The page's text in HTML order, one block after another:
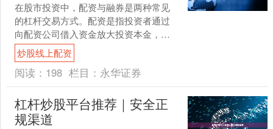
在股市投资中，配资与融券是两种常见
的杠杆交易方式。配资是指投资者通过
向配资公司借入资金放大投资本金，而
融券则是向券商借入股票卖出，预期未
来低价买回获利。这两种方....
炒股线上配资
阅读： 198 栏目： 永华证券
杠杆炒股平台推荐｜安全正
规渠道